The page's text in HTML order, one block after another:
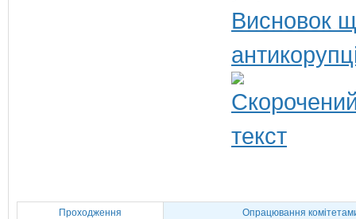
Висновок
Проходження Опрацювання